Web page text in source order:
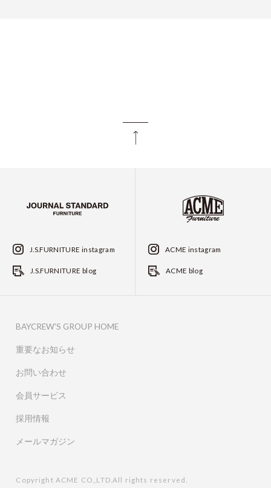
J.S.FURNITURE instagram
J.S.FURNITURE blog
ACME instagram
ACME blog
BAYCREW'S GROUP HOME
重要なお知らせ
お問い合わせ
会員サービス
採用情報
メールマガジン
Copyright ACME CO.,LTD.All rights reserved.